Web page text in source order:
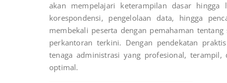
akan mempelajari keterampilan dasar hingga
korespondensi, pengelolaan data, hingga
membekali peserta dengan pemahaman
perkantoran terkini. Dengan pendekatan
tenaga administrasi yang profesional, terampil,
optimal.